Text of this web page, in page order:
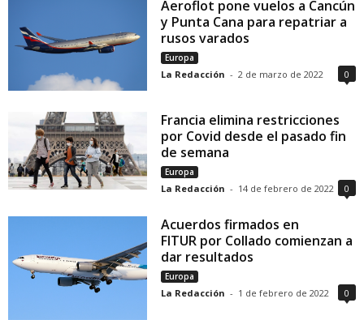
Aeroflot pone vuelos a Cancún
y Punta Cana para repatriar a
rusos varados
Europa
La Redacción - 2 de marzo de 2022 0
Francia elimina restricciones
por Covid desde el pasado fin
de semana
Europa
La Redacción - 14 de febrero de 2022 0
Acuerdos firmados en
FITUR por Collado comienzan a
dar resultados
Europa
La Redacción - 1 de febrero de 2022 0